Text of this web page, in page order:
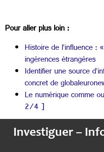
Pour aller plus loin :
Histoire de l’influence :
ingérences étrangères
Identifier une source
concret de
Le numérique comme
2/4 ]
Investiguer –